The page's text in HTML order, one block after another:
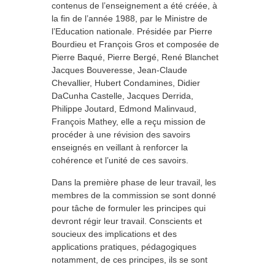
contenus de l’enseignement a été créée, à
la fin de l’année 1988, par le Ministre de
l’Education nationale. Présidée par Pierre
Bourdieu et François Gros et composée de
Pierre Baqué, Pierre Bergé, René Blanchet
Jacques Bouveresse, Jean-Claude
Chevallier, Hubert Condamines, Didier
DaCunha Castelle, Jacques Derrida,
Philippe Joutard, Edmond Malinvaud,
François Mathey, elle a reçu mission de
procéder à une révision des savoirs
enseignés en veillant à renforcer la
cohérence et l’unité de ces savoirs.
Dans la première phase de leur travail, les
membres de la commission se sont donné
pour tâche de formuler les principes qui
devront régir leur travail. Conscients et
soucieux des implications et des
applications pratiques, pédagogiques
notamment, de ces principes, ils se sont